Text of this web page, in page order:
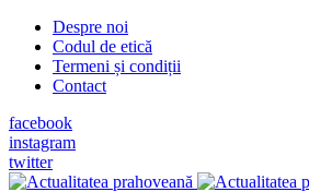
Despre noi
Codul de etică
Termeni și condiții
Contact
facebook
instagram
twitter